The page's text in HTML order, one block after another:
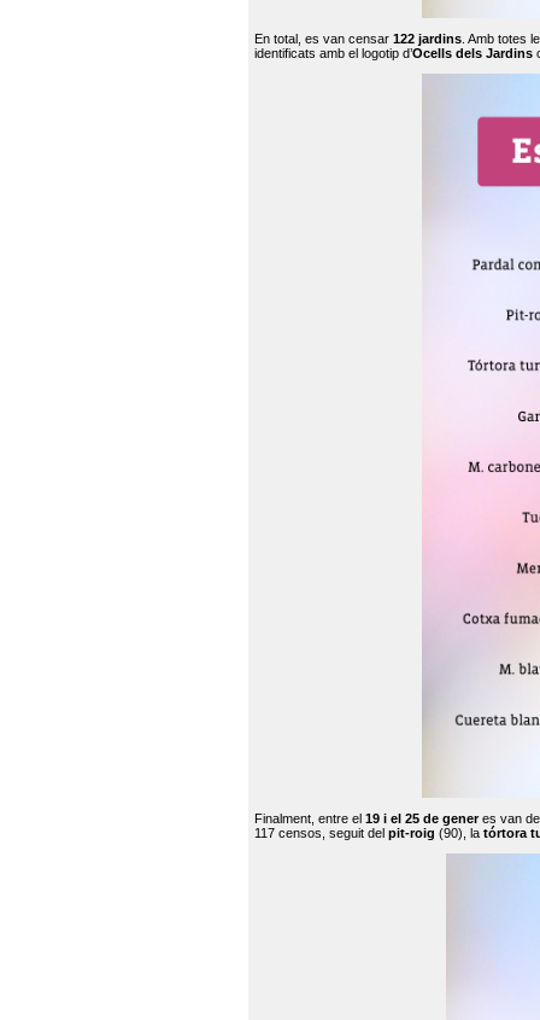
En total, es van censar 122 jardins . Amb totes
identificats amb el logotip d’Ocells dels Jardins
Finalment, entre el 19 i el 25 de generes van
117 censos, seguit del pit-roig (90), la tórtora